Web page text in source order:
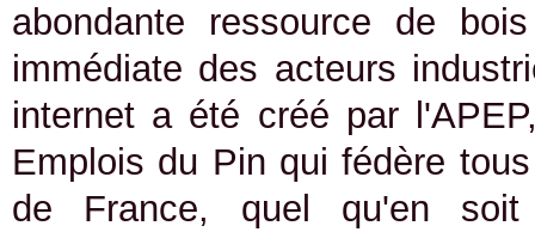
abondante ressource de
immédiate des acteurs
internet a été créé par
Emplois du Pin qui fédère
de France, quel qu'en soit